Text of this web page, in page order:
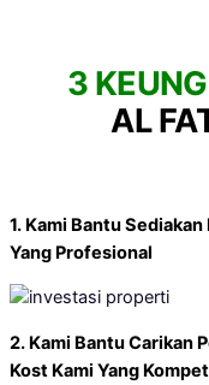
3
AL
1. Kami Bantu
Yang Profesional
2. Kami Bantu Carikan
Kost Kami Yang